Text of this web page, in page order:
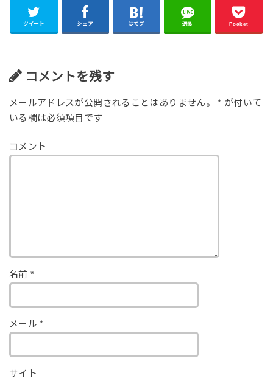
ツイート シェア はてブ 送る Pocket
コメントを残す
メールアドレスが公開されることはありません。 * が付いて
いる欄は必須項目です
コメント
名前 *
メール*
サイト